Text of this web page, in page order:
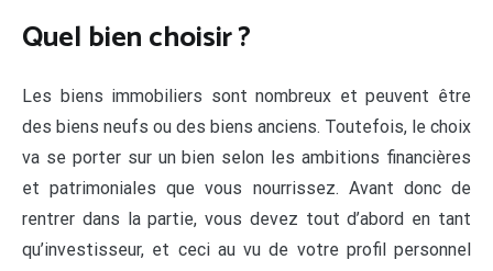
Quel bien choisir ?
Les biens immobiliers sont nombreux et peuvent être
des biens neufs ou des biens anciens. Toutefois, le choix
va se porter sur un bien selon les ambitions financières
et patrimoniales que vous nourrissez. Avant donc de
rentrer dans la partie, vous devez tout d’abord en tant
qu’investisseur, et ceci au vu de votre profil personnel